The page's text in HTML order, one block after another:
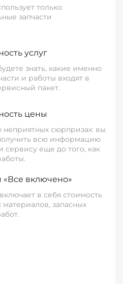
только
запчасти
услуг
знать, какие именно
и работы входят в
пакет.
цены
неприятных сюрпризах: вы
всю информацию
сервису еще до того, как
включено»
в себя стоимость
материалов, запасных